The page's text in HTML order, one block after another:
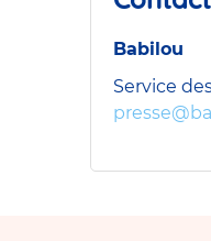
Babilou
Service